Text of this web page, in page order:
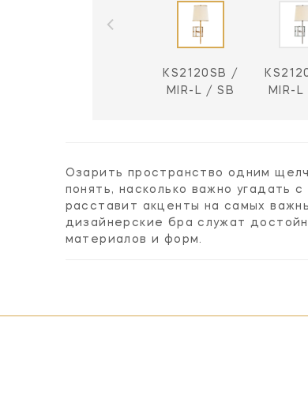
KS2120SB /
MIR-L / SB
MIR-L
Озарить пространство одним
понять, насколько важно угадать
расставит акценты на самых
дизайнерские бра служат
материалов и форм.